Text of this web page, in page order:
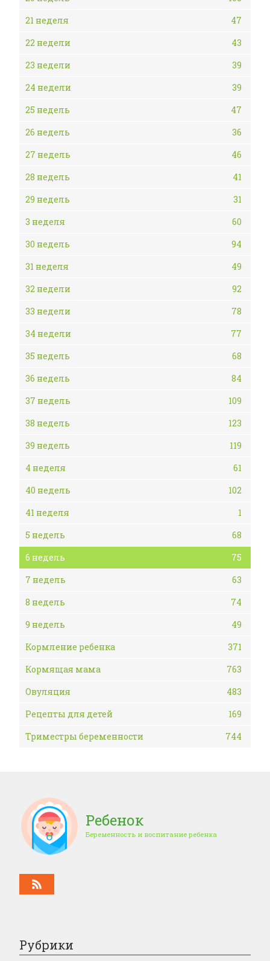
21 неделя
47
22 недели
43
23 недели
39
24 недели
39
25 недель
47
26 недель
36
27 недель
46
28 недель
41
29 недель
31
3 неделя
60
30 недель
94
31 неделя
49
32 недели
92
33 недели
78
34 недели
77
35 недель
68
36 недель
84
37 недель
109
38 недель
123
39 недель
119
4 неделя
61
40 недель
102
41 неделя
1
5 недель
68
6 недель
75
7 недель
63
8 недель
74
9 недель
49
Кормление ребенка
371
Кормящая мама
763
Овуляция
483
Рецепты для детей
169
Триместры беременности
744
Ребенок
Беременность и воспитание ребенка
Рубрики